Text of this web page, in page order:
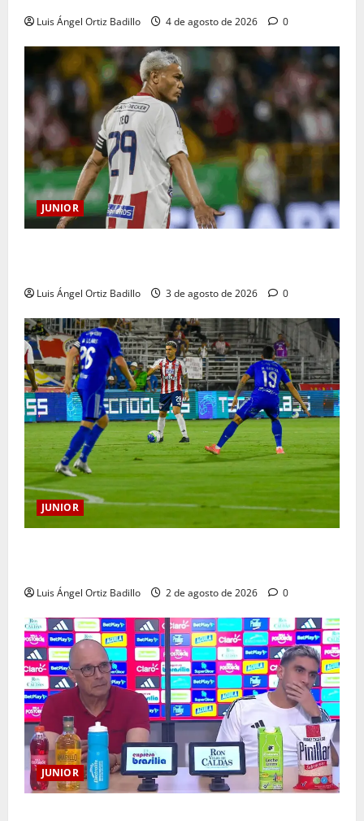
Luis Ángel Ortiz Badillo 4 de agosto de 2026 0
JUNIOR
Luis Ángel Ortiz Badillo 3 de agosto de 2026 0
JUNIOR
Luis Ángel Ortiz Badillo 2 de agosto de 2026 0
JUNIOR